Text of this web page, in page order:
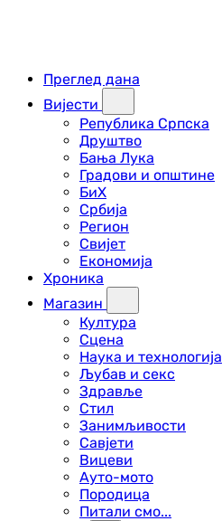
Преглед дана
Вијести
Република Српска
Друштво
Бања Лука
Градови и општине
БиХ
Србија
Регион
Свијет
Економија
Хроника
Магазин
Култура
Сцена
Наука и технологија
Љубав и секс
Здравље
Стил
Занимљивости
Савјети
Вицеви
Ауто-мото
Породица
Питали смо...